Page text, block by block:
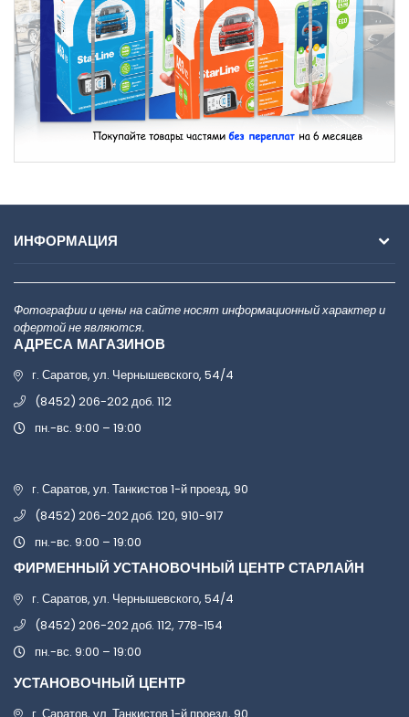
ИНФОРМАЦИЯ
Фотографии и цены на сайте носят информационный характер и
офертой не являются.
АДРЕСА МАГАЗИНОВ
г. Саратов, ул. Чернышевского, 54/4
(8452) 206-202 доб. 112
пн.-вс. 9:00 – 19:00
г. Саратов, ул. Танкистов 1-й проезд, 90
(8452) 206-202 доб. 120, 910-917
пн.-вс. 9:00 – 19:00
ФИРМЕННЫЙ УСТАНОВОЧНЫЙ ЦЕНТР СТАРЛАЙН
г. Саратов, ул. Чернышевского, 54/4
(8452) 206-202 доб. 112, 778-154
пн.-вс. 9:00 – 19:00
УСТАНОВОЧНЫЙ ЦЕНТР